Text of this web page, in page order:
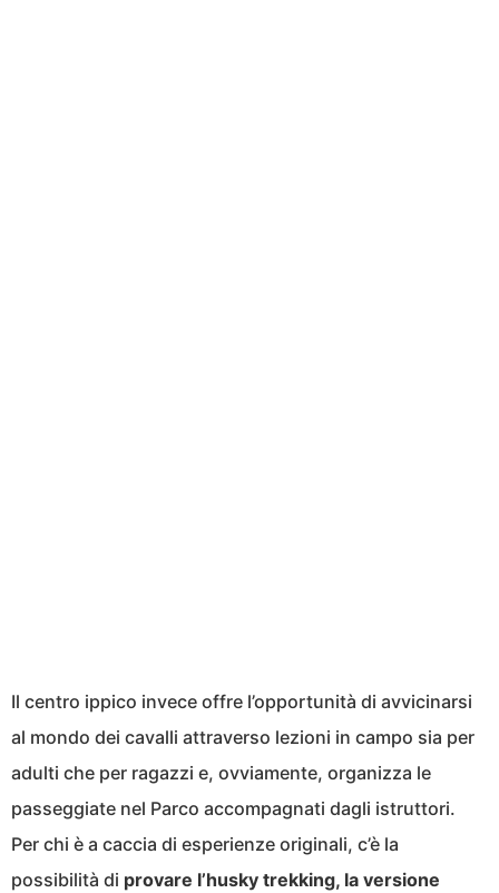
Il centro ippico invece offre l’opportunità di avvicinarsi
al mondo dei cavalli attraverso lezioni in campo sia per
adulti che per ragazzi e, ovviamente, organizza le
passeggiate nel Parco accompagnati dagli istruttori.
Per chi è a caccia di esperienze originali, c’è la
possibilità di provare l’husky trekking, la versione